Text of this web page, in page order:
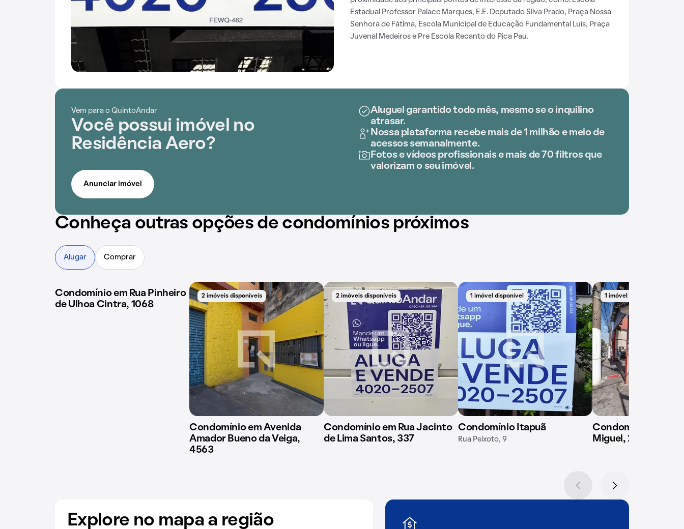
Estadual Professor Palace Marques, E.E. Deputado Silva Prado, Praça Nossa
Senhora de Fátima, Escola Municipal de Educação Fundamental Luís, Praça
Juvenal Medeiros e Pre Escola Recanto do Pica Pau.
Vem para o QuintoAndar
Você possui imóvel no
Residência Aero?
Aluguel garantido todo mês, mesmo se o inquilino
atrasar.
Nossa plataforma recebe mais de 1 milhão e meio de
acessos semanalmente.
Fotos e vídeos profissionais e mais de 70 filtros que
valorizam o seu imóvel.
Anunciar imóvel
Conheça outras opções de condomínios próximos
Alugar Comprar
4 imóveis disponíveis
Condomínio em Rua Pinheiro
de Ulhoa Cintra, 1068
2 imóveis disponíveis
Condomínio em Avenida
Amador Bueno da Veiga,
4563
2 imóveis disponíveis
Condomínio em Rua Jacinto
de Lima Santos, 337
1 imóvel disponível
Condomínio Itapuã
Rua Peixoto, 9
1 imóvel disponível
Condomínio em
Miguel, 2789
Explore no mapa a região